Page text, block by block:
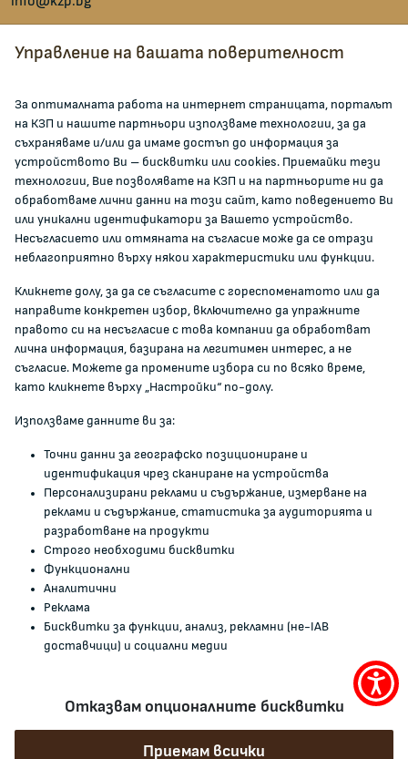
Меню
Всички контакти
ЗА КОМИСИЯТА
За КЗП
Кои сме ние
Кариери
Документи и други актове
Информация
Полезни връзки
ЖАЛБИ И РЕГИСТРИ
Регистър на опасните стоки
Регистър на е-адреси на ЮЛ нежелаещи да получават
Помирителна комисия
0700 111 22
СИГНАЛИ ЗА КОРУПЦИЯ В КЗП
© 2024 Комисия за защита на потребителите. Всички права запазени!
Политика за поверителност Декларация за достъпност
Управление на вашата поверителност
За оптималната работа на интернет страницата, порталът
на КЗП и нашите партньори използваме технологии, за да
съхраняваме и/или да имаме достъп до информация за
устройството Ви – бисквитки или cookies. Приемайки тези
технологии, Вие позволявате на КЗП и на партньорите ни да
обработваме лични данни на този сайт, като поведението Ви
или уникални идентификатори за Вашето устройство.
Несъгласието или отмяната на съгласие може да се отрази
неблагоприятно върху някои характеристики или функции.
Кликнете долу, за да се съгласите с гореспоменатото или да
направите конкретен избор, включително да упражните
правото си на несъгласие с това компании да обработват
лична информация, базирана на легитимен интерес, а не
съгласие. Можете да промените избора си по всяко време,
като кликнете върху „Настройки“ по-долу.
Използваме данните ви за:
Точни данни за географско позициониране и
идентификация чрез сканиране на устройства
Персонализирани реклами и съдържание, измерване на
реклами и съдържание, статистика за аудиторията и
разработване на продукти
Строго необходими бисквитки
Функционални
Аналитични
Реклама
Бисквитки за функции, анализ, рекламни (не-IAB
доставчици) и социални медии
Отказвам опционалните бисквитки
Приемам всички